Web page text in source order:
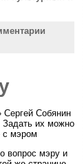
Собянин
Задать их можно
с мэром
вопрос мэру и